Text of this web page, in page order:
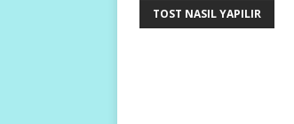
TOST NASIL YAPILIR